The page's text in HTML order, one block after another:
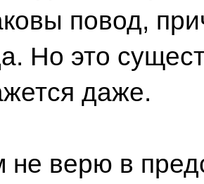
повод,
Но это
даже.
не верю в